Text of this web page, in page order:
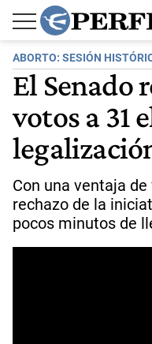
ABORTO: SESIÓN
El Senado
votos a 31
Con una ventaja
rechazo de la
pocos minutos de